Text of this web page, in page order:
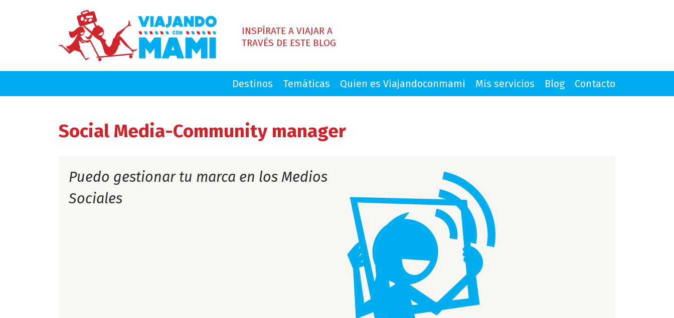
INSPÍRATE A VIAJAR A
TRAVÉS DE ESTE BLOG
Destinos Temáticas Quien es Viajandoconmami Mis servicios Blog Contacto
Social Media-Community manager
Puedo gestionar tu marca en los Medios
Sociales